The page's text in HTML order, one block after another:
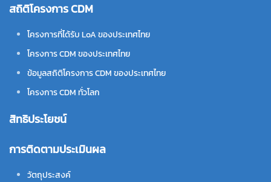
สถิติโครงการ CDM
โครงการที่ได้รับ LoA ของประเทศไทย
โครงการ CDM ของประเทศไทย
ข้อมูลสถิติโครงการ CDM ของประเทศไทย
โครงการ CDM ทั่วโลก
สิทธิประโยชน์
การติดตามประเมินผล
วัตถุประสงค์